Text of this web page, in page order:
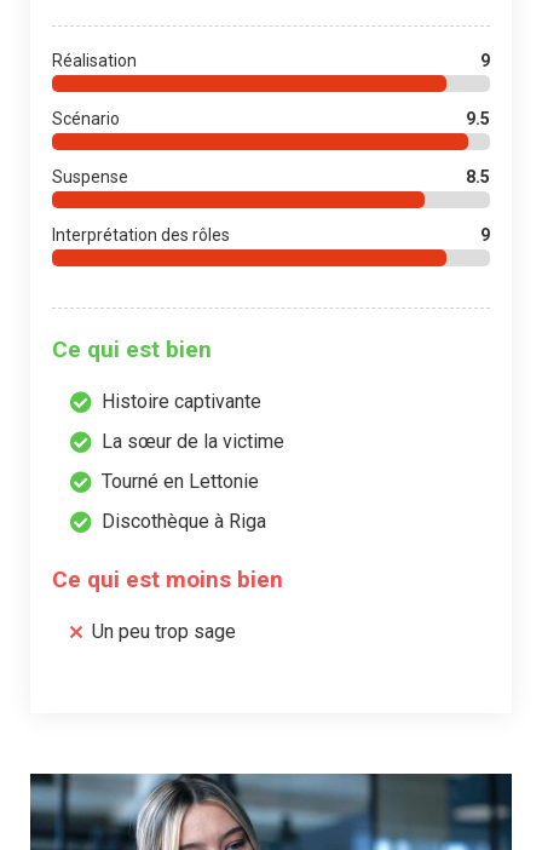
Réalisation 9
Scénario 9.5
Suspense 8.5
Interprétation des rôles 9
Ce qui est bien
Histoire captivante
La sœur de la victime
Tourné en Lettonie
Discothèque à Riga
Ce qui est moins bien
Un peu trop sage